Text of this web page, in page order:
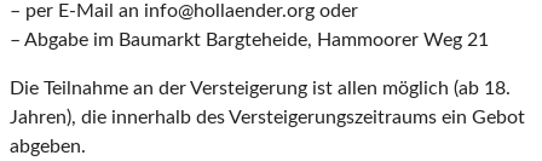
– per E-Mail an info@hollaender.org oder
– Abgabe im Baumarkt Bargteheide, Hammoorer Weg 21
Die Teilnahme an der Versteigerung ist allen möglich (ab 18.
Jahren), die innerhalb des Versteigerungszeitraums ein Gebot
abgeben.